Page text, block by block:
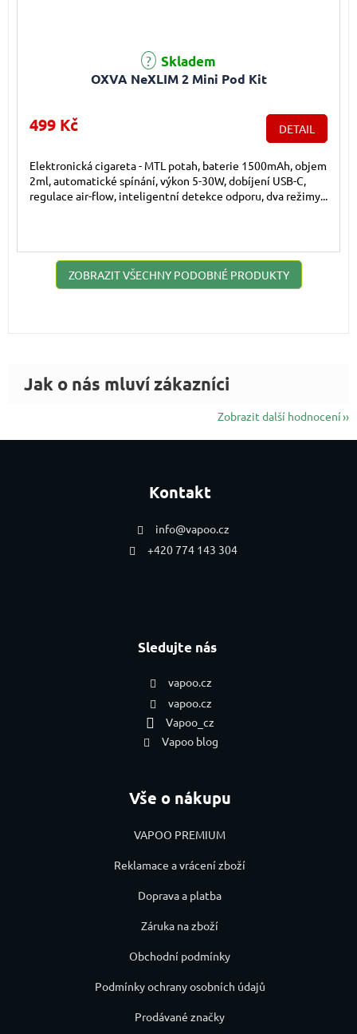
OXVA NeXLIM 2 Mini Pod Kit
Skladem
499 Kč DETAIL
Elektronická cigareta - MTL potah, baterie 1500mAh, objem
2ml, automatické spínání, výkon 5-30W, dobíjení USB-C,
regulace air-flow, inteligentní detekce odporu, dva režimy...
ZOBRAZIT VŠECHNY PODOBNÉ PRODUKTY
Zobrazit další hodnocení
Kontakt
info@vapoo.cz
+420 774 143 304
Sledujte nás
vapoo.cz
vapoo.cz
Vapoo_cz
Vapoo blog
Vše o nákupu
VAPOO PREMIUM
Reklamace a vrácení zboží
Doprava a platba
Záruka na zboží
Obchodní podmínky
Podmínky ochrany osobních údajů
Prodávané značky